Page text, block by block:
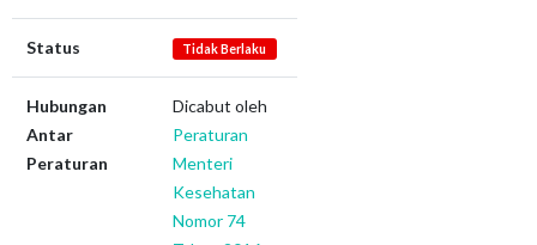
Status Tidak Berlaku
Hubungan
Antar
Peraturan
Dicabut oleh
Peraturan
Menteri
Kesehatan
Nomor 74